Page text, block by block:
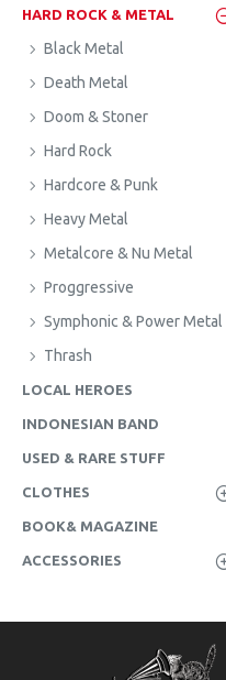
HARD ROCK & METAL
Black Metal
Death Metal
Doom & Stoner
Hard Rock
Hardcore & Punk
Heavy Metal
Metalcore & Nu Metal
Proggressive
Symphonic & Power Metal
Thrash
LOCAL HEROES
INDONESIAN BAND
USED & RARE STUFF
CLOTHES
BOOK& MAGAZINE
ACCESSORIES